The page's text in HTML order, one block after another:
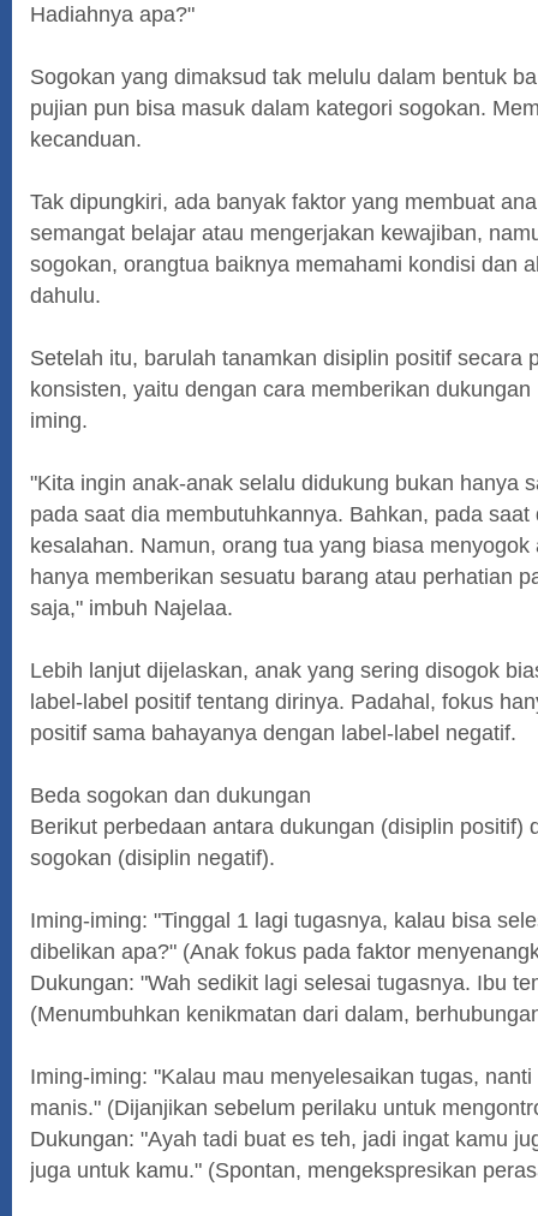
Hadiahnya apa?"
Sogokan yang dimaksud tak melulu dalam bentuk
pujian pun bisa masuk dalam kategori sogokan.
kecanduan.
Tak dipungkiri, ada banyak faktor yang membuat
semangat belajar atau mengerjakan kewajiban,
sogokan, orangtua baiknya memahami kondisi dan
dahulu.
Setelah itu, barulah tanamkan disiplin positif secara
konsisten, yaitu dengan cara memberikan
iming.
"Kita ingin anak-anak selalu didukung bukan hanya
pada saat dia membutuhkannya. Bahkan, pada saat
kesalahan. Namun, orang tua yang biasa
hanya memberikan sesuatu barang atau perhatian
saja," imbuh Najelaa.
Lebih lanjut dijelaskan, anak yang sering disogok
label-label positif tentang dirinya. Padahal, fokus
positif sama bahayanya dengan label-label negatif.
Beda sogokan dan dukungan
Berikut perbedaan antara dukungan (disiplin positif)
sogokan (disiplin negatif).
Iming-iming: "Tinggal 1 lagi tugasnya, kalau bisa
dibelikan apa?" (Anak fokus pada faktor
Dukungan: "Wah sedikit lagi selesai tugasnya. Ibu
(Menumbuhkan kenikmatan dari dalam,
Iming-iming: "Kalau mau menyelesaikan tugas,
manis." (Dijanjikan sebelum perilaku untuk
Dukungan: "Ayah tadi buat es teh, jadi ingat kamu
juga untuk kamu." (Spontan, mengekspresikan